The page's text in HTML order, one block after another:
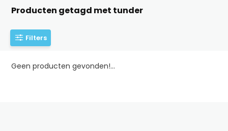
Producten getagd met tunder
Filters
Geen producten gevonden!...